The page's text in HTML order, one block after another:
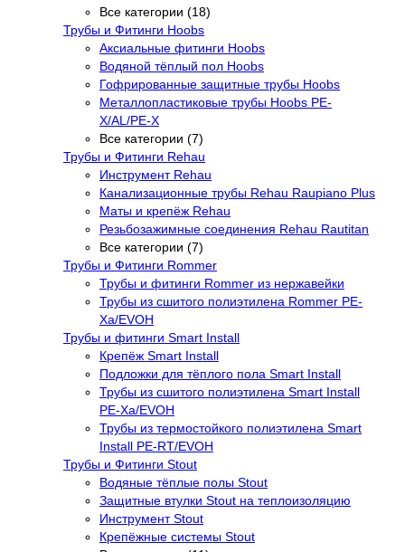
Все категории (18)
Трубы и Фитинги Hoobs
Аксиальные фитинги Hoobs
Водяной тёплый пол Hoobs
Гофрированные защитные трубы Hoobs
Металлопластиковые трубы Hoobs PE-
X/AL/PE-X
Все категории (7)
Трубы и Фитинги Rehau
Инструмент Rehau
Канализационные трубы Rehau Raupiano Plus
Маты и крепёж Rehau
Резьбозажимные соединения Rehau Rautitan
Все категории (7)
Трубы и Фитинги Rommer
Трубы и фитинги Rommer из нержавейки
Трубы из сшитого полиэтилена Rommer PE-
Xa/EVOH
Трубы и фитинги Smart Install
Крепёж Smart Install
Подложки для тёплого пола Smart Install
Трубы из сшитого полиэтилена Smart Install
PE-Xa/EVOH
Трубы из термостойкого полиэтилена Smart
Install PE-RT/EVOH
Трубы и Фитинги Stout
Водяные тёплые полы Stout
Защитные втулки Stout на теплоизоляцию
Инструмент Stout
Крепёжные системы Stout